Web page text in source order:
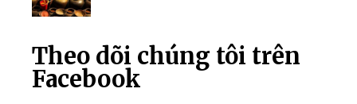
Theo dõi chúng tôi trên
Facebook